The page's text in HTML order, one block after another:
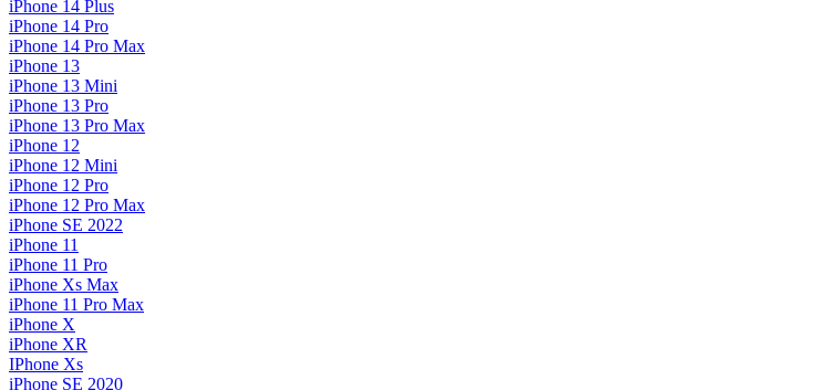
iPhone 14 Plus
iPhone 14 Pro
iPhone 14 Pro Max
iPhone 13
iPhone 13 Mini
iPhone 13 Pro
iPhone 13 Pro Max
iPhone 12
iPhone 12 Mini
iPhone 12 Pro
iPhone 12 Pro Max
iPhone SE 2022
iPhone 11
iPhone 11 Pro
iPhone Xs Max
iPhone 11 Pro Max
iPhone X
iPhone XR
IPhone Xs
iPhone SE 2020